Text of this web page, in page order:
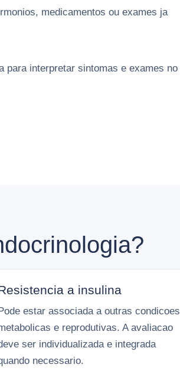
medicamentos ou exames ja
para interpretar sintomas e exames no
a insulina
estar associada a outras condicoes
e reprodutivas. A avaliacao
ser individualizada e integrada
necessario.